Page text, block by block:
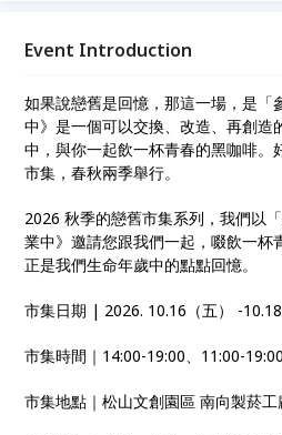
Event Introduction
如果說戀舊是回憶，那這一場，是「
中》是一個可以交換、改造、再創造
中，與你一起飲一杯青春的黑咖啡。
市集，春秋兩季舉行。
2026 秋季的戀舊市集系列，我們以
業中》邀請您跟我們一起，啜飲一杯
正是我們生命年歲中的點點回憶。
市集日期 | 2026. 10.16（五） -10.18
市集時間｜14:00-19:00、11:00-
市集地點｜松山文創園區 南向製菸工